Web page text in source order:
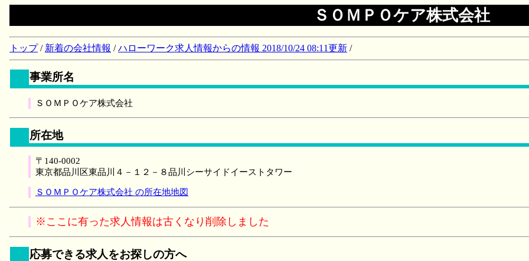
ＳＯＭＰＯケア株式会社
トップ/ 新着の会社情報 /ハローワーク求人情報からの情報 2018/10/24 08:11更新 /
事業所名
ＳＯＭＰＯケア株式会社
所在地
〒140-0002
東京都品川区東品川４－１２－８品川シーサイドイーストタワー
ＳＯＭＰＯケア株式会社 の所在地地図
※ここに有った求人情報は古くなり削除しました
応募できる求人をお探しの方へ